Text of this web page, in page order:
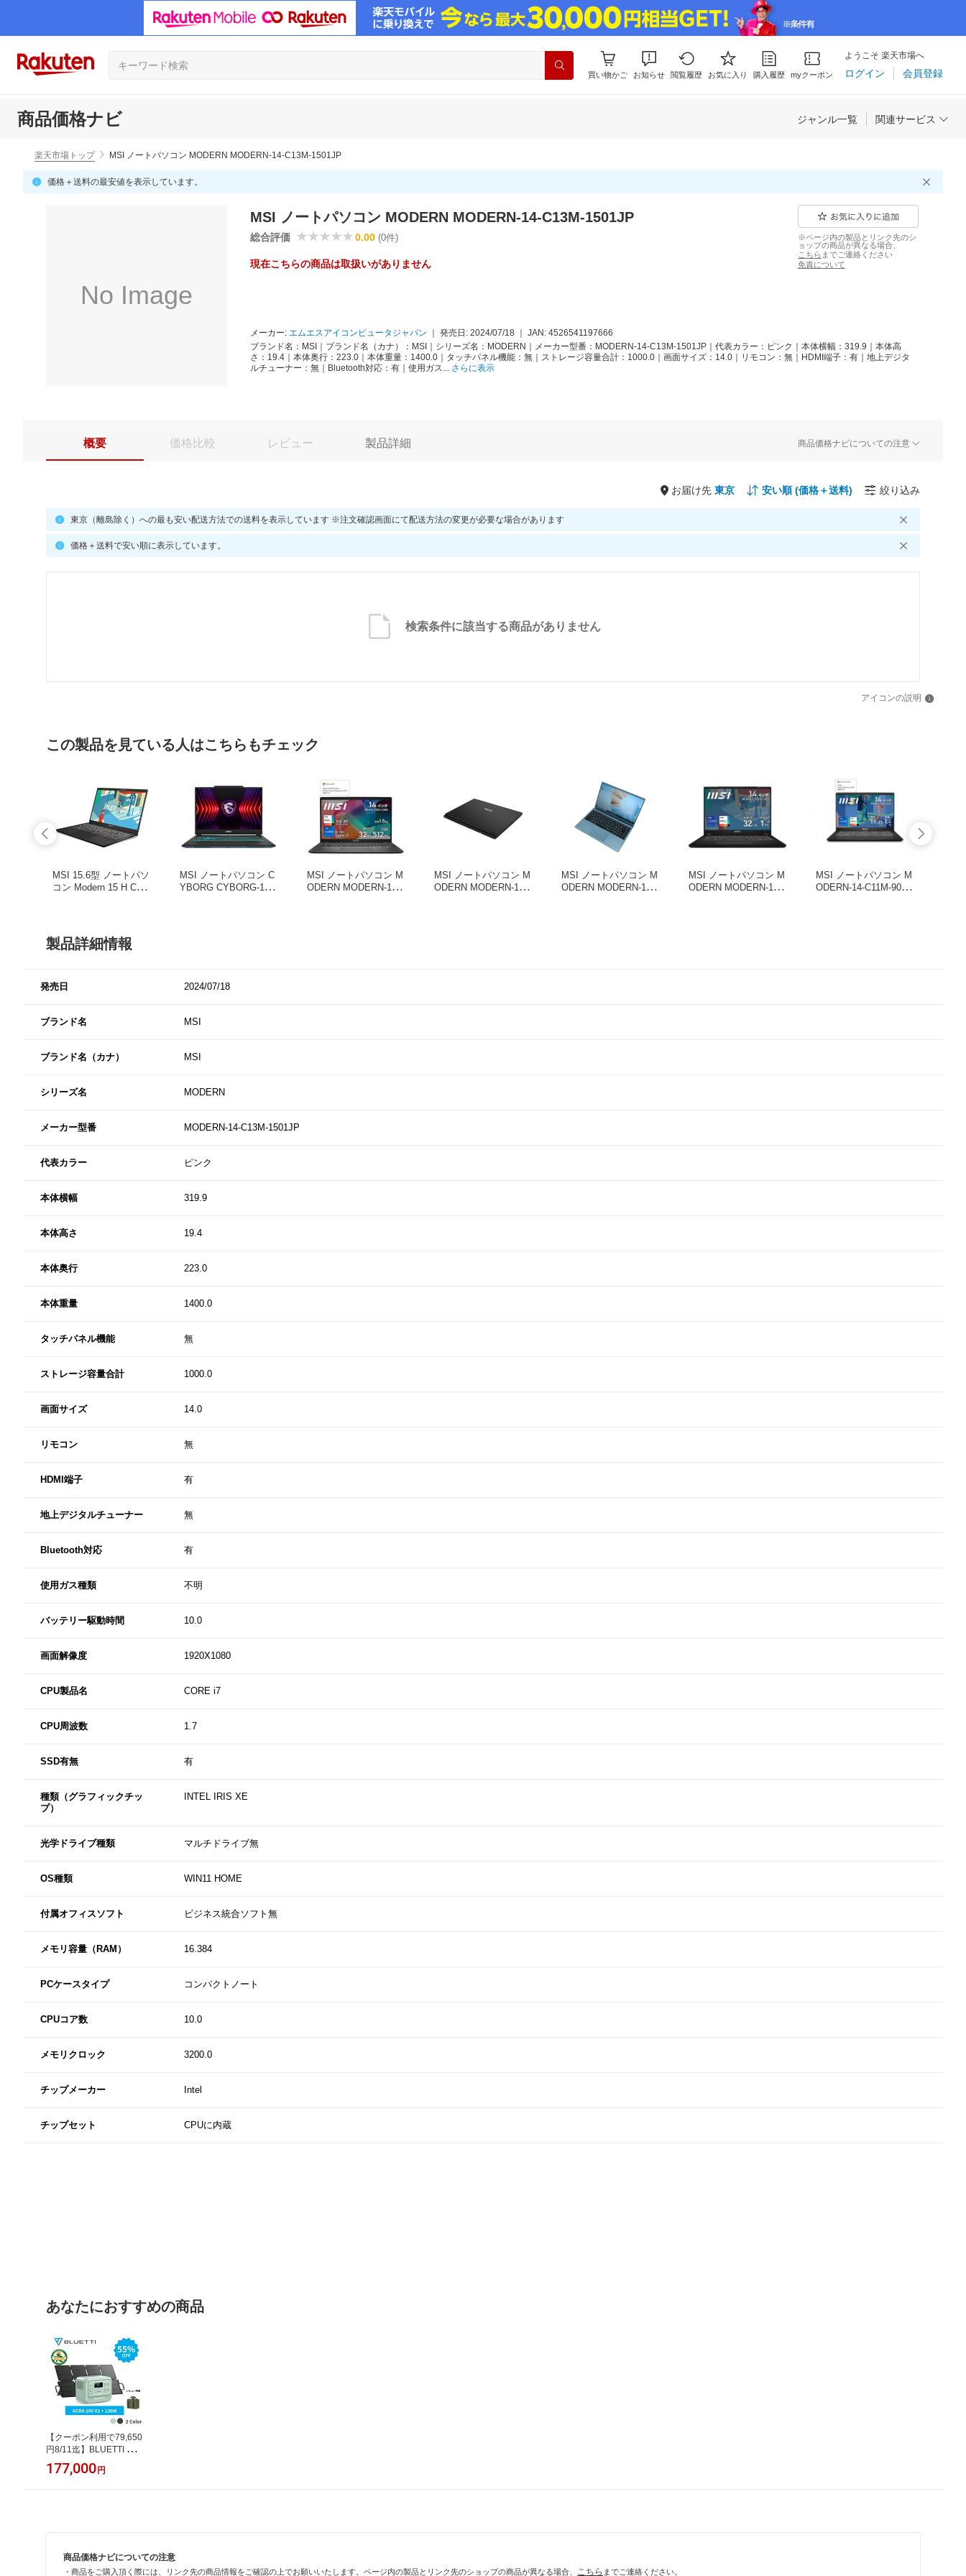
買い物かご お知らせ 閲覧履歴 お気に入り 購入履歴 myクーポン
ようこそ 楽天市場へ
ログイン 会員登録
商品価格ナビ ジャンル一覧 関連サービス
楽天市場トップ MSI ノートパソコン MODERN MODERN-14-C13M-1501JP
価格＋送料の最安値を表示しています。
No Image
MSI ノートパソコン MODERN MODERN-14-C13M-1501JP
総合評価 0.00 (0件)
現在こちらの商品は取扱いがありません
※ページ内の製品とリンク先のシ
ョップの商品が異なる場合、
こちら までご連絡ください
免責について
メーカー: エムエスアイコンピュータジャパン ｜ 発売日: 2024/07/18 ｜ JAN: 4526541197666
ブランド名：MSI｜ブランド名（カナ）：MSI｜シリーズ名：MODERN｜メーカー型番：MODERN-14-C13M-1501JP｜代表カラー：ピンク｜本体横幅：319.9｜本体高
さ：19.4｜本体奥行：223.0｜本体重量：1400.0｜タッチパネル機能：無｜ストレージ容量合計：1000.0｜画面サイズ：14.0｜リモコン：無｜HDMI端子：有｜地上デジタ
ルチューナー：無｜Bluetooth対応：有｜使用ガス...
さらに表示
概要 価格比較 レビュー 製品詳細 商品価格ナビについての注意
お届け先 絞り込み
東京（離島除く）への最も安い配送方法での送料を表示しています ※注文確認画面にて配送方法の変更が必要な場合があります
価格＋送料で安い順に表示しています。
検索条件に該当する商品がありません
アイコンの説明
この製品を見ている人はこちらもチェック
MSI 15.6型 ノートパソ
コン Modern 15 H C13
リーズ Modern-15-H-C
13M-1303JP
MSI ノートパソコン C
YBORG CYBORG-14-
MSI ノートパソコン M
ODERN MODERN-14-
MSI ノートパソコン M
ODERN MODERN-14-
MSI ノートパソコン M
ODERN MODERN-14-
MSI ノートパソコン M
ODERN MODERN-14-
MSI ノートパソコン M
ODERN-14-C11M-9027
製品詳細情報
発売日 2024/07/18
ブランド名 MSI
ブランド名（カナ） MSI
シリーズ名 MODERN
メーカー型番 MODERN-14-C13M-1501JP
代表カラー ピンク
本体横幅 319.9
本体高さ 19.4
本体奥行 223.0
本体重量 1400.0
タッチパネル機能 無
ストレージ容量合計 1000.0
画面サイズ 14.0
リモコン 無
HDMI端子 有
地上デジタルチューナー 無
Bluetooth対応 有
使用ガス種類 不明
バッテリー駆動時間 10.0
画面解像度 1920X1080
CPU製品名 CORE i7
CPU周波数 1.7
SSD有無 有
種類（グラフィックチッ
プ）
INTEL IRIS XE
光学ドライブ種類 マルチドライブ無
OS種類 WIN11 HOME
付属オフィスソフト ビジネス統合ソフト無
メモリ容量（RAM） 16.384
PCケースタイプ コンパクトノート
CPUコア数 10.0
メモリクロック 3200.0
チップメーカー Intel
チップセット CPUに内蔵
あなたにおすすめの商品
【クーポン利用で79,650
円8/11迄】BLUETTI ポー
タブル電源 ソーラーパネ
ル セット AORA 100 V2
泊 非常用電源
177,000 円
商品価格ナビについての注意
・商品をご購入頂く際には、リンク先の商品情報をご確認の上でお願いいたします。ページ内の製品とリンク先のショップの商品が異なる場合、 こちら までご連絡ください。